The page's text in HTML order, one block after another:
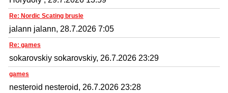
Re: Nordic Scating brusle
jalann jalann, 28.7.2026 7:05
Re: games
sokarovskiy sokarovskiy, 26.7.2026 23:29
games
nesteroid nesteroid, 26.7.2026 23:28